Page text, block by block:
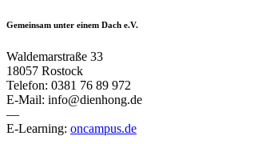
Gemeinsam unter einem Dach e.V.
Waldemarstraße 33
18057 Rostock
Telefon: 0381 76 89 972
E-Mail: info@dienhong.de
—
E-Learning: oncampus.de